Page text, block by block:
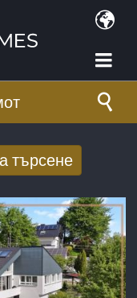
търсене